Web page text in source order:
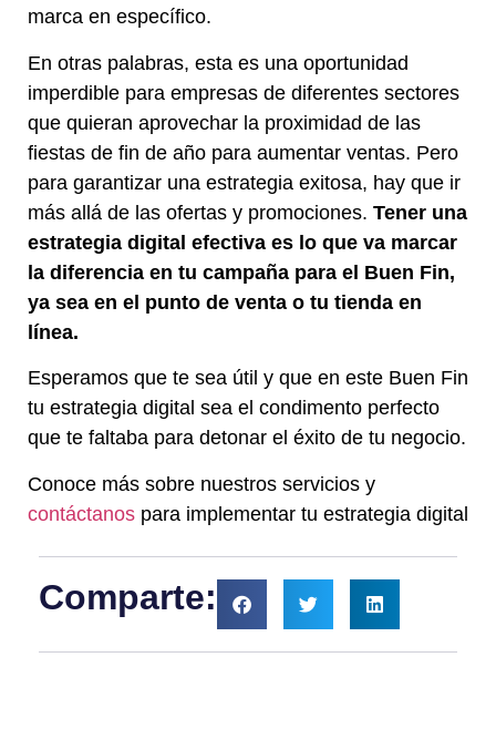
marca en específico.
En otras palabras, esta es una oportunidad
imperdible para empresas de diferentes sectores
que quieran aprovechar la proximidad de las
fiestas de fin de año para aumentar ventas. Pero
para garantizar una estrategia exitosa, hay que ir
más allá de las ofertas y promociones. Tener una
estrategia digital efectiva es lo que va marcar
la diferencia en tu campaña para el Buen Fin,
ya sea en el punto de venta o tu tienda en
línea.
Esperamos que te sea útil y que en este Buen Fin
tu estrategia digital sea el condimento perfecto
que te faltaba para detonar el éxito de tu negocio.
Conoce más sobre nuestros servicios y
contáctanos para implementar tu estrategia digital
Comparte: